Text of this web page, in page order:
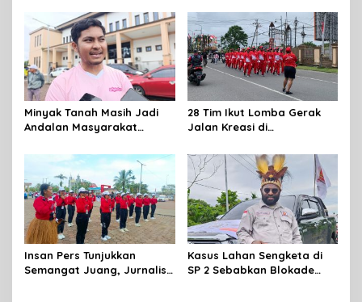
2026
Minyak Tanah Masih Jadi
Andalan Masyarakat
Penambahan Kuota
28 Tim Ikut Lomba Gerak
Jalan Kreasi di
Insan Pers Tunjukkan
Semangat Juang, Jurnalis
Kasus Lahan Sengketa di
SP 2 Sebabkan Blokade